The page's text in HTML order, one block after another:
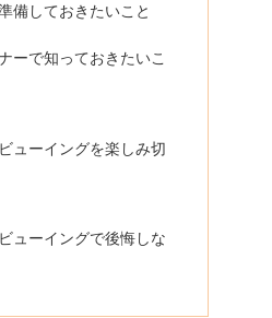
備しておきたいこと
ーで知っておきたいこ
ューイングを楽しみ切
ューイングで後悔しな